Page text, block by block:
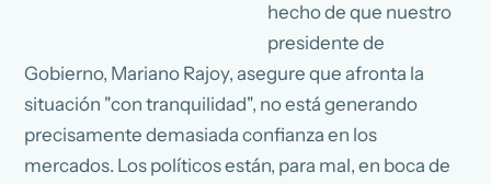
hecho de que nuestro
presidente de
Gobierno, Mariano Rajoy, asegure que afronta la
situación "con tranquilidad", no está generando
precisamente demasiada confianza en los
mercados. Los políticos están, para mal, en boca de